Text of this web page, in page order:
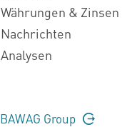
Währungen & Zinsen
Nachrichten
Analysen
BAWAG Group